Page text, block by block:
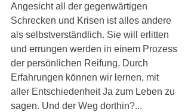
Angesicht all der gegenwärtigen
Schrecken und Krisen ist alles andere
als selbstverständlich. Sie will erlitten
und errungen werden in einem Prozess
der persönlichen Reifung. Durch
Erfahrungen können wir lernen, mit
aller Entschiedenheit Ja zum Leben zu
sagen. Und der Weg dorthin?...